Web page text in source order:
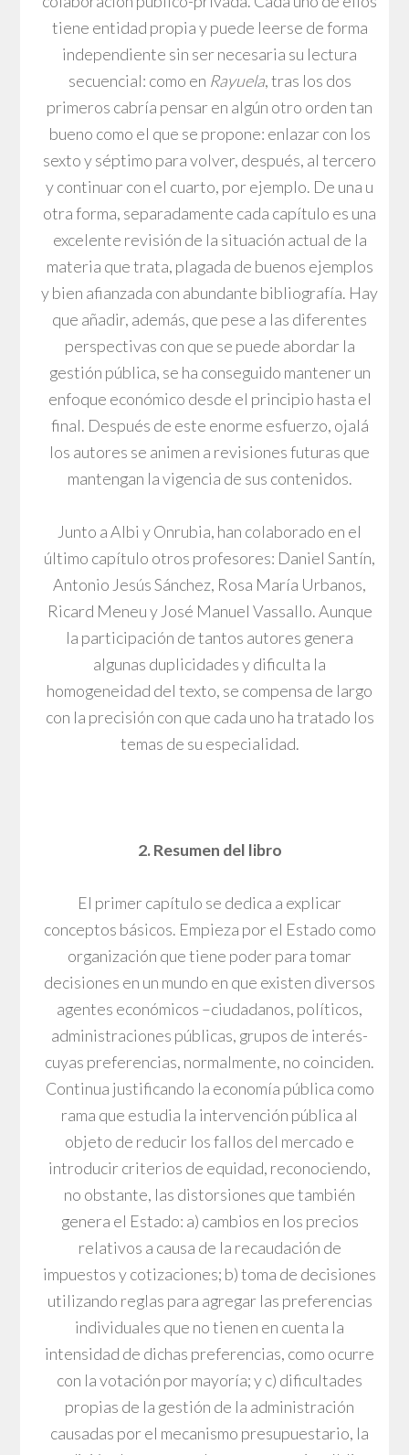
tiene entidad propia y puede leerse de forma
independiente sin ser necesaria su lectura
secuencial: como en Rayuela, tras los dos
primeros cabría pensar en algún otro orden tan
bueno como el que se propone: enlazar con los
sexto y séptimo para volver, después, al tercero
y continuar con el cuarto, por ejemplo. De una u
otra forma, separadamente cada capítulo es una
excelente revisión de la situación actual de la
materia que trata, plagada de buenos ejemplos
y bien afianzada con abundante bibliografía. Hay
que añadir, además, que pese a las diferentes
perspectivas con que se puede abordar la
gestión pública, se ha conseguido mantener un
enfoque económico desde el principio hasta el
final. Después de este enorme esfuerzo, ojalá
los autores se animen a revisiones futuras que
mantengan la vigencia de sus contenidos.
Junto a Albi y Onrubia, han colaborado en el
último capítulo otros profesores: Daniel Santín,
Antonio Jesús Sánchez, Rosa María Urbanos,
Ricard Meneu y José Manuel Vassallo. Aunque
la participación de tantos autores genera
algunas duplicidades y dificulta la
homogeneidad del texto, se compensa de largo
con la precisión con que cada uno ha tratado los
temas de su especialidad.
2. Resumen del libro
El primer capítulo se dedica a explicar
conceptos básicos. Empieza por el Estado como
organización que tiene poder para tomar
decisiones en un mundo en que existen diversos
agentes económicos –ciudadanos, políticos,
administraciones públicas, grupos de interés-
cuyas preferencias, normalmente, no coinciden.
Continua justificando la economía pública como
rama que estudia la intervención pública al
objeto de reducir los fallos del mercado e
introducir criterios de equidad, reconociendo,
no obstante, las distorsiones que también
genera el Estado: a) cambios en los precios
relativos a causa de la recaudación de
impuestos y cotizaciones; b) toma de decisiones
utilizando reglas para agregar las preferencias
individuales que no tienen en cuenta la
intensidad de dichas preferencias, como ocurre
con la votación por mayoría; y c) dificultades
propias de la gestión de la administración
causadas por el mecanismo presupuestario, la